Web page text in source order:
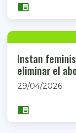
chrome_reader_mode
Instan
eliminar el
29/04/2026
chrome_reader_mode